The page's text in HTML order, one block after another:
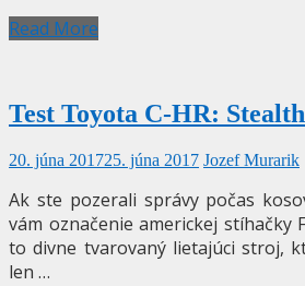
Read More
Test Toyota C-HR:
20. júna 201725. júna 2017 Jozef Murarik
Ak ste pozerali správy počas
vám označenie americkej stíhačky
to divne tvarovaný lietajúci stroj,
len …